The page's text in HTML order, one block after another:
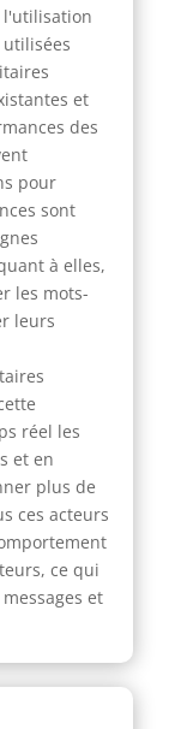
l'utilisation
et
des
pour
sont
à elles,
les mots-
leurs
réel les
et en
plus de
ces acteurs
ce qui
et